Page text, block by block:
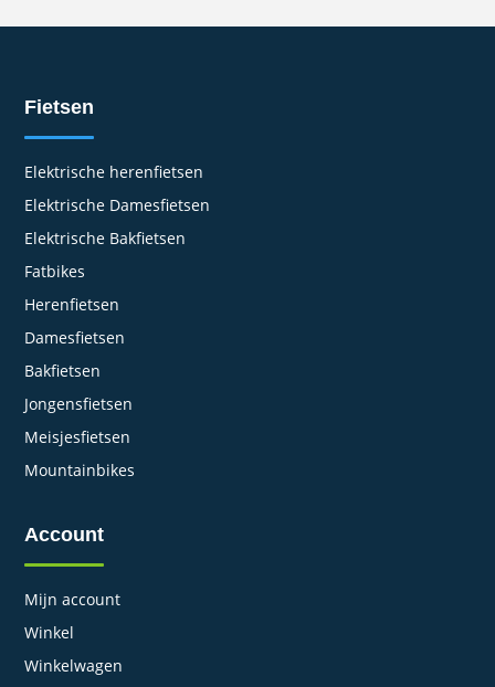
Fietsen
Elektrische herenfietsen
Elektrische Damesfietsen
Elektrische Bakfietsen
Fatbikes
Herenfietsen
Damesfietsen
Bakfietsen
Jongensfietsen
Meisjesfietsen
Mountainbikes
Account
Mijn account
Winkel
Winkelwagen